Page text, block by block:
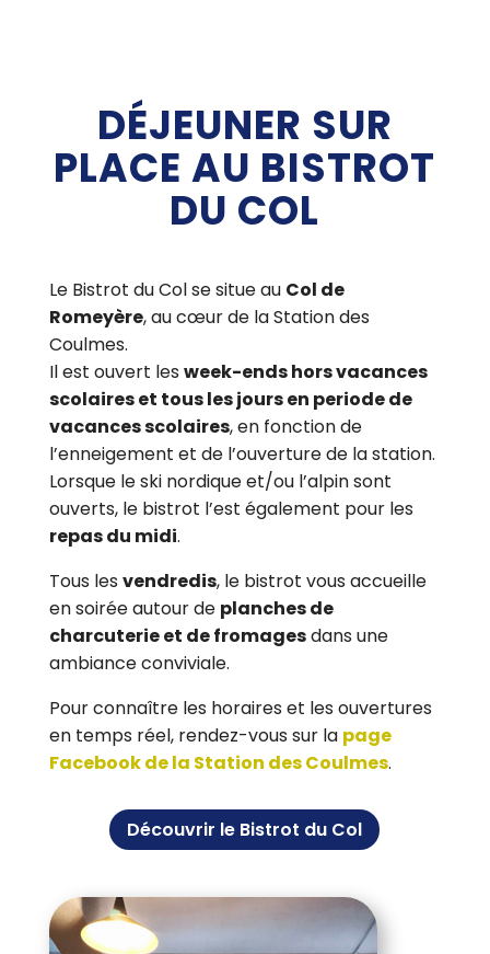
DÉJEUNER SUR
PLACE AU BISTROT
DU COL
Le Bistrot du Col se situe au Col de
Romeyère, au cœur de la Station des
Coulmes.
Il est ouvert les week-ends hors vacances
scolaires et tous les jours en periode de
vacances scolaires, en fonction de
l’enneigement et de l’ouverture de la station.
Lorsque le ski nordique et/ou l’alpin sont
ouverts, le bistrot l’est également pour les
repas du midi.
Tous les vendredis, le bistrot vous accueille
en soirée autour de planches de
charcuterie et de fromagesdans une
ambiance conviviale.
Pour connaître les horaires et les ouvertures
en temps réel, rendez-vous sur la page
Facebook de la Station des Coulmes.
Découvrir le Bistrot du Col